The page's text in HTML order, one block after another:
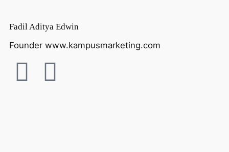
Fadil Aditya Edwin
Founder www.kampusmarketing.com